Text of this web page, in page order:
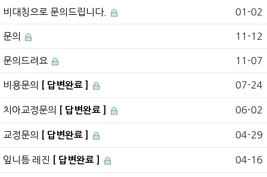
비대칭으로 문의드립니다. 01-02
문의 11-12
문의드려요 11-07
비용문의 [ 답변완료 ] 07-24
치아교정문의 [ 답변완료 ] 06-02
교정문의 [ 답변완료 ] 04-29
잎니틈 레진 [ 답변완료 ] 04-16